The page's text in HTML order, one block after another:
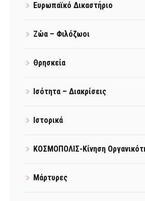
Ευρωπαϊκό Δικαστήριο
Ζώα – Φιλόζωοι
Θρησκεία
Ισότητα – Διακρίσεις
Ιστορικά
ΚΟΣΜΟΠΟΛΙΣ-Κίνηση
Μάρτυρες